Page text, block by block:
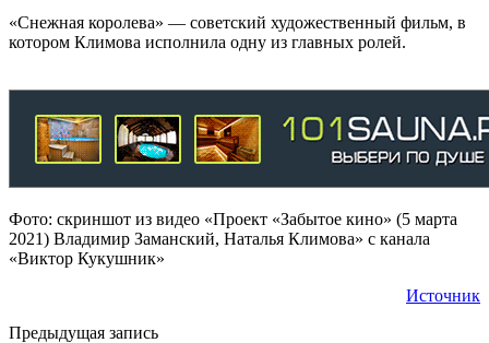
«Снежная королева» — советский художественный фильм, в
котором Климова исполнила одну из главных ролей.
Фото: скриншот из видео «Проект «Забытое кино» (5 марта
2021) Владимир Заманский, Наталья Климова» с канала
«Виктор Кукушник»
Источник
Предыдущая запись